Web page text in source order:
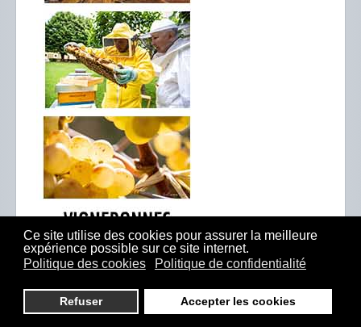
Ce site utilise des cookies pour assurer la meilleure
expérience possible sur ce site internet.
Politique des cookies
Politique de confidentialité
Refuser Accepter les cookies